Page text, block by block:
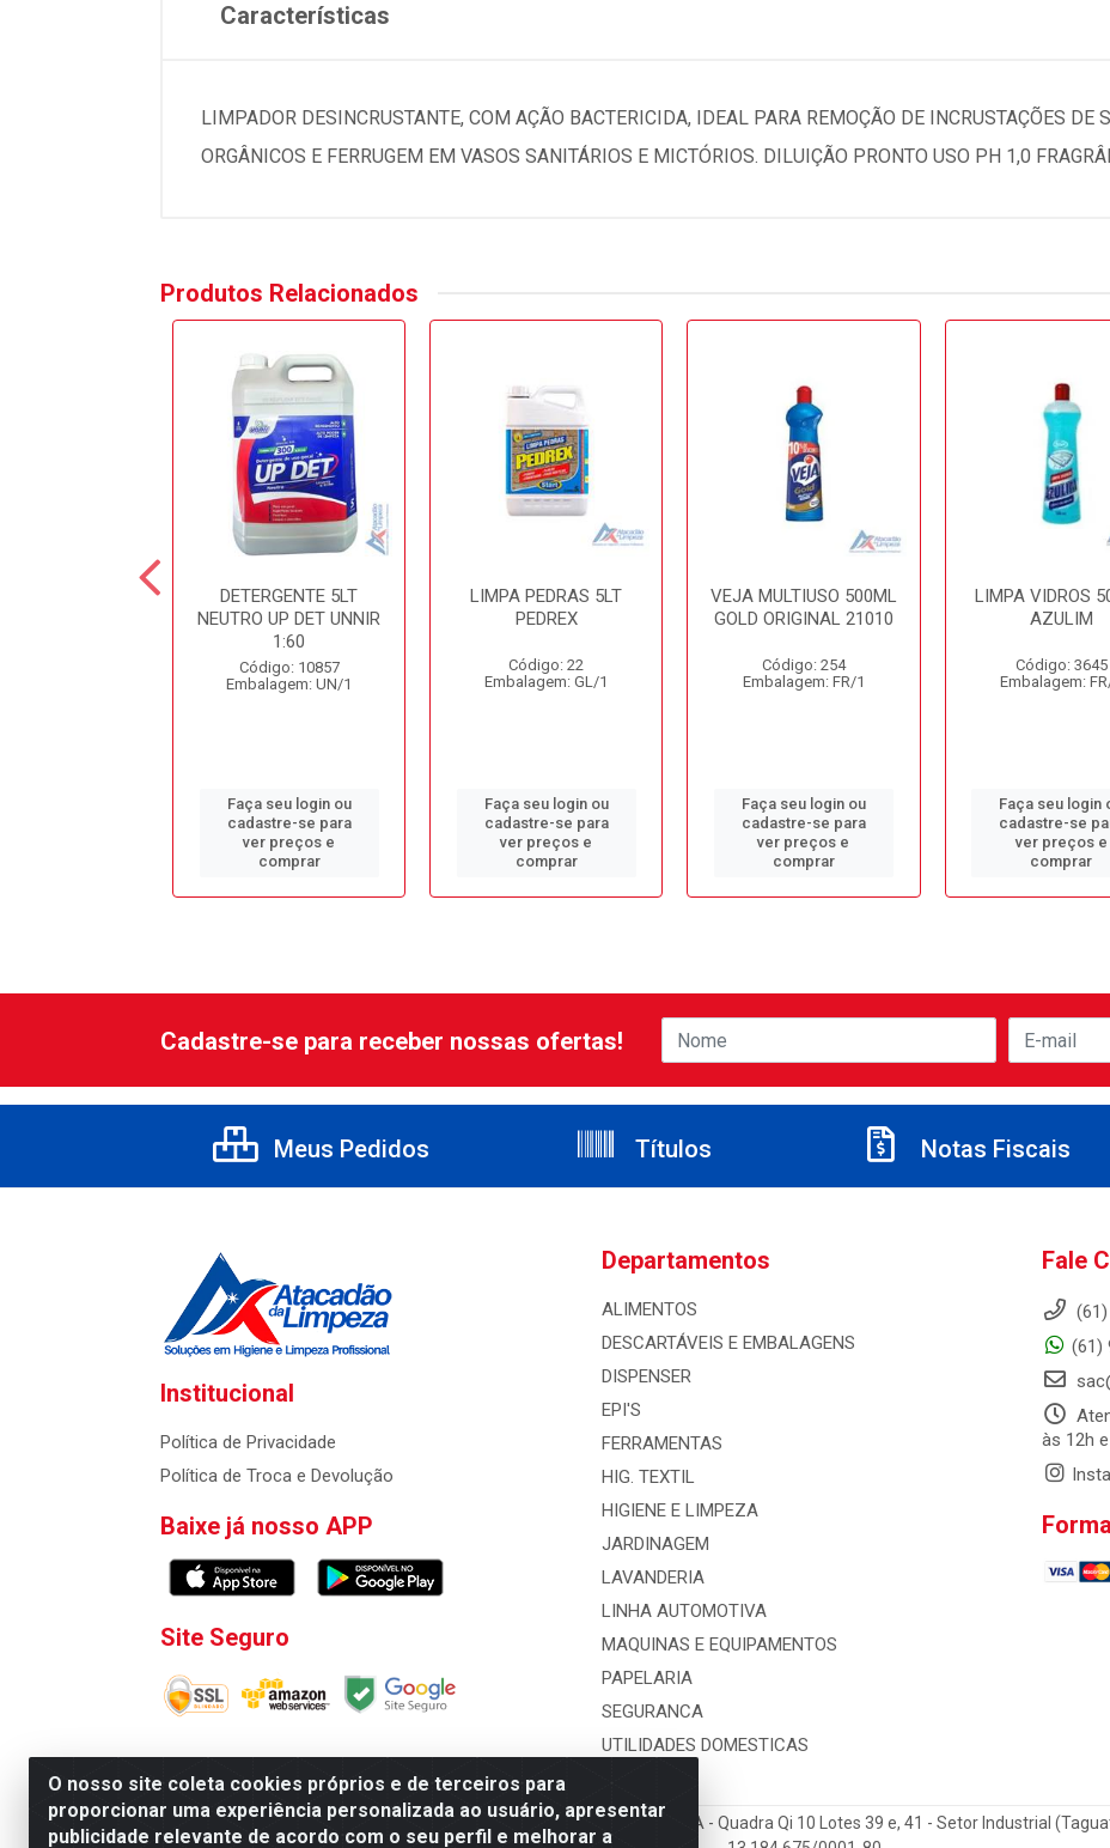
Características
LIMPADOR DESINCRUSTANTE, COM AÇÃO BACTERICIDA, IDEAL PARA REMOÇÃO DE INCRUSTAÇÕES DE
ORGÂNICOS E FERRUGEM EM VASOS SANITÁRIOS E MICTÓRIOS. DILUIÇÃO PRONTO USO PH 1,0
Produtos Relacionados
DETERGENTE 5LT
NEUTRO UP DET UNNIR
1:60
Código: 10857
Embalagem: UN/1
Faça seu login ou
cadastre-se para
ver preços e
comprar
LIMPA PEDRAS 5LT
PEDREX
Código: 22
Embalagem: GL/1
Faça seu login ou
cadastre-se para
ver preços e
comprar
VEJA MULTIUSO 500ML
GOLD ORIGINAL 21010
Código: 254
Embalagem: FR/1
Faça seu login ou
cadastre-se para
ver preços e
comprar
LIMPA VIDROS
AZULIM
Código: 3645
Embalagem:
Faça seu login
cadastre-se
ver preços e
comprar
O nosso site coleta cookies próprios e de terceiros para
proporcionar uma experiência personalizada ao usuário, apresentar
publicidade relevante de acordo com o seu perfil e melhorar a
Cadastre-se para receber nossas ofertas!
Meus Pedidos Títulos Notas Fiscais
Institucional
Política de Privacidade
Política de Troca e Devolução
Baixe já nosso APP
Site Seguro
Departamentos
ALIMENTOS
DESCARTÁVEIS E EMBALAGENS
DISPENSER
EPI'S
FERRAMENTAS
HIG. TEXTIL
HIGIENE E LIMPEZA
JARDINAGEM
LAVANDERIA
LINHA AUTOMOTIVA
MAQUINAS E EQUIPAMENTOS
PAPELARIA
SEGURANCA
UTILIDADES DOMESTICAS
Fale
(61)
às 12h
Atacadao da Limpeza F. Pereira Queiroz Comercio e Distribuicao LTDA - Quadra Qi 10 Lotes 39 e, 41 - Setor Industrial